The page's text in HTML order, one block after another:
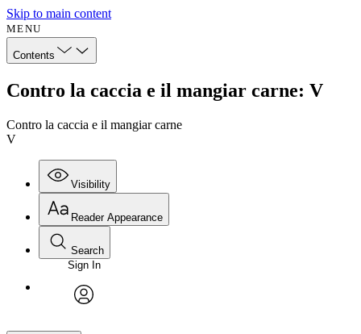
Skip to main content
MENU
Contents
Contro la caccia e il mangiar carne: V
Contro la caccia e il mangiar carne
V
Visibility
Reader Appearance
Search
Sign In